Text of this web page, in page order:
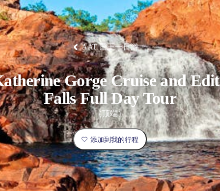
主
导
航
景
点
最
受
欢
迎
目
的
地
内
陆
乌
鲁
鲁
公
园
特
国
家
公
园
国
家
公
园
提
维
群
岛
东
阿
纳
姆
地
马
塔
兰
卡
温
泉
池
尼
特
米
鲁
克
国
家
公
园
卡
鲁
/
魔
鬼
大
理
石
保
护
区
马
古
克
瀑
布
奥
里
查
/
西
麦
克
唐
纳
国
家
公
园
活
动
体
验
旅
行
者
类
型
与
活
动
探
险
野
生
动
植
物
史
和
遗
产
钓
鱼
高
端
旅
游
露
营
和
豪
华
野
营
旅
行
灵
感
规
划
和
预
订
实
和
交
通
AAT 国王一日游
Gorge Cruise and
Falls Full Day Tour
（顶端）
添加到我的行程